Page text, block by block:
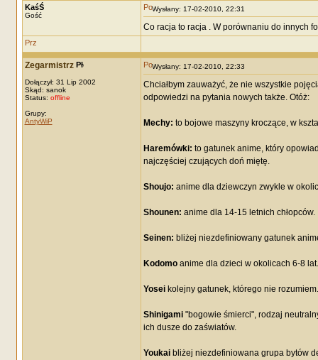
KaśŚ
Gość
Wysłany: 17-02-2010, 22:31
Co racja to racja . W porównaniu do innych
Zegarmistrz
Dołączył: 31 Lip 2002
Skąd: sanok
Status: offline
Grupy:
AntyWiP
Wysłany: 17-02-2010, 22:33
Chciałbym zauważyć, że nie wszystkie
odpowiedzi na pytania nowych także. Otóż:
Mechy: to bojowe maszyny kroczące, w
Haremówki: to gatunek anime, który
najczęściej czujących doń miętę.
Shoujo: anime dla dziewczyn zwykle w
Shounen: anime dla 14-15 letnich chłopców.
Seinen: bliżej niezdefiniowany gatunek
Kodomoanime dla dzieci w okolicach 6-8 lat.
Yoseikolejny gatunek, którego nie rozumiem.
Shinigami"bogowie śmierci", rodzaj
ich dusze do zaświatów.
Youkaibliżej niezdefiniowana grupa bytów